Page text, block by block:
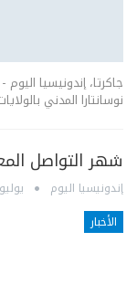
جاكرتا، إندونيسيا
نوسانتارا المدني
شهر التواصل
إندونيسيا اليوم يوليو 18, 2018
الأخبار